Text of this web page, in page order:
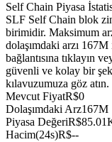
USDC Vadeli
USDC'yi
Self Chain Piyasa
SLF Self Chain blok
birimidir. Maksimum
dolaşımdaki arzı
bağlantısına tıklayın
güvenli ve kolay bir
kılavuzumuza göz atın.
Mevcut FiyatR$0
Dolaşımdaki Arz167M
Piyasa DeğeriR$
Hacim(24s)R$--